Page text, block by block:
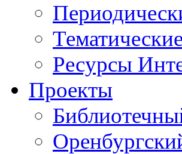
Ресурсы
Проекты